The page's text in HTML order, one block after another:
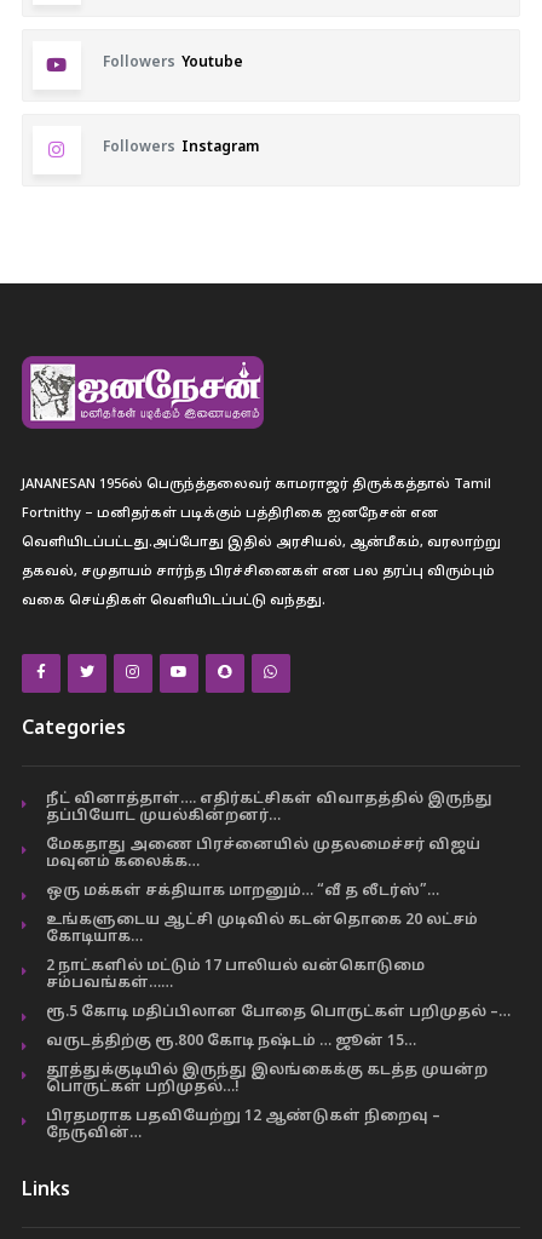
Followers Youtube
Followers Instagram
JANANESAN 1956ல் பெருந்த்தலைவர் காமராஜர் திருக்கத்தால் Tamil
Fortnithy – மனிதர்கள் படிக்கும் பத்திரிகை ஐனநேசன் என
வெளியிடப்பட்டது.அப்போது இதில் அரசியல், ஆன்மீகம், வரலாற்று
தகவல், சமுதாயம் சார்ந்த பிரச்சினைகள் என பல தரப்பு விரும்பும்
வகை செய்திகள் வெளியிடப்பட்டு வந்தது.
Categories
நீட் வினாத்தாள்…. எதிர்கட்சிகள் விவாதத்தில் இருந்து
தப்பியோட முயல்கின்றனர்…
மேகதாது அணை பிரச்னையில் முதலமைச்சர் விஜய்
மவுனம் கலைக்க…
ஒரு மக்கள் சக்தியாக மாறனும்… “வீ த லீடர்ஸ்”…
உங்களுடைய ஆட்சி முடிவில் கடன்தொகை 20 லட்சம்
கோடியாக…
2 நாட்களில் மட்டும் 17 பாலியல் வன்கொடுமை
சம்பவங்கள்……
ரூ.5 கோடி மதிப்பிலான போதை பொருட்கள் பறிமுதல் –…
வருடத்திற்கு ரூ.800 கோடி நஷ்டம் … ஜூன் 15…
தூத்துக்குடியில் இருந்து இலங்கைக்கு கடத்த முயன்ற
பொருட்கள் பறிமுதல்…!
பிரதமராக பதவியேற்று 12 ஆண்டுகள் நிறைவு –
நேருவின்…
Links